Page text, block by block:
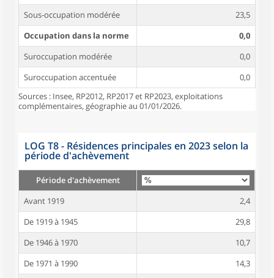
Sous-occupation modérée
23,5
Occupation dans la norme
0,0
Suroccupation modérée
0,0
Suroccupation accentuée
0,0
Sources : Insee, RP2012, RP2017 et RP2023, exploitations
complémentaires, géographie au 01/01/2026.
LOG T8 - Résidences principales en 2023 selon la
période d'achèvement
Période d'achèvement
Avant 1919
2,4
De 1919 à 1945
29,8
De 1946 à 1970
10,7
De 1971 à 1990
14,3